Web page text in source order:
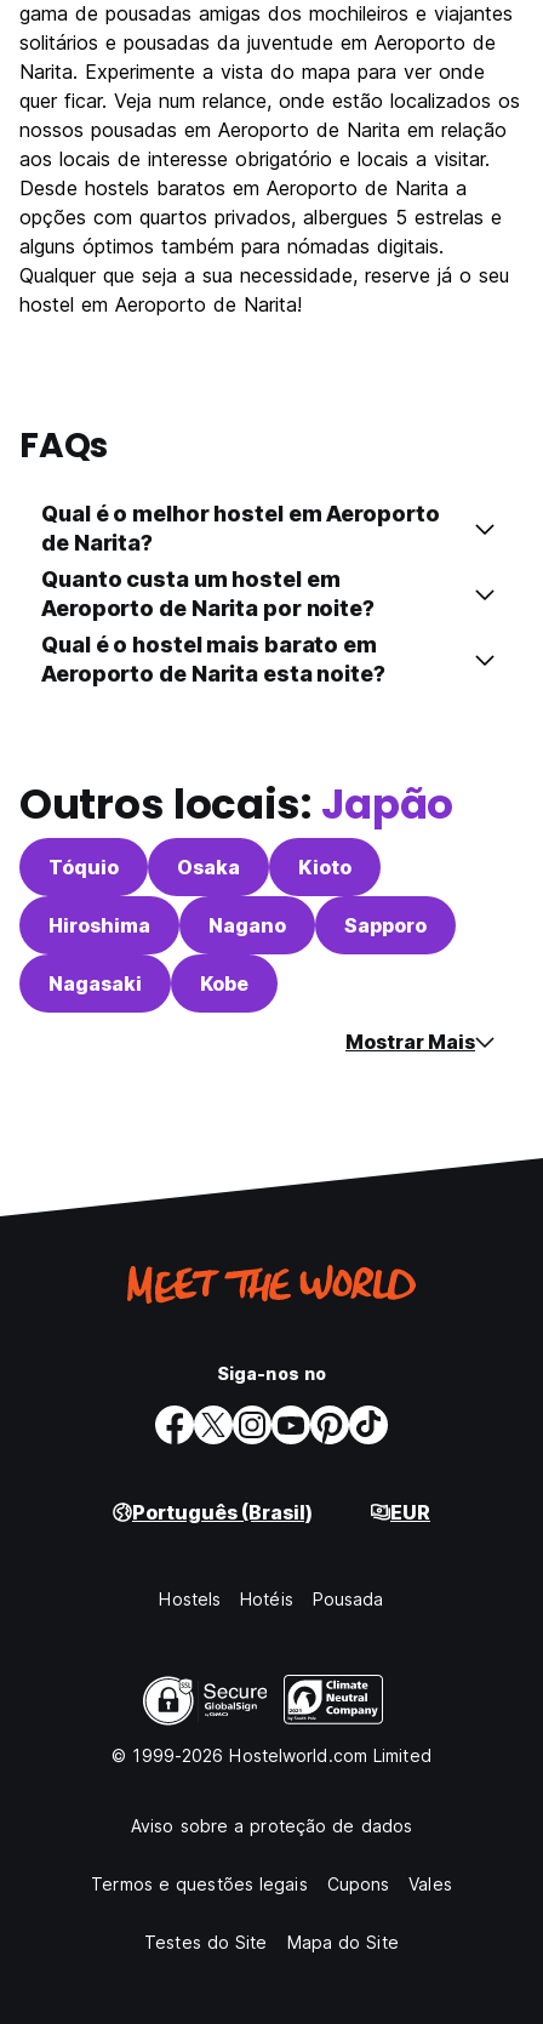
gama de pousadas amigas dos mochileiros e viajantes
solitários e pousadas da juventude em Aeroporto de
Narita. Experimente a vista do mapa para ver onde
quer ficar. Veja num relance, onde estão localizados os
nossos pousadas em Aeroporto de Narita em relação
aos locais de interesse obrigatório e locais a visitar.
Desde hostels baratos em Aeroporto de Narita a
opções com quartos privados, albergues 5 estrelas e
alguns óptimos também para nómadas digitais.
Qualquer que seja a sua necessidade, reserve já o seu
hostel em Aeroporto de Narita!
FAQs
Qual é o melhor hostel em Aeroporto
de Narita?
Quanto custa um hostel em
Aeroporto de Narita por noite?
Qual é o hostel mais barato em
Aeroporto de Narita esta noite?
Outros locais: Japão
Tóquio Osaka Kioto
Hiroshima Nagano Sapporo
Nagasaki Kobe
Mostrar Mais
Siga-nos no
Português (Brasil) EUR
Hostels Hotéis Pousada
© 1999-2026 Hostelworld.com Limited
Aviso sobre a proteção de dados
Termos e questões legais Cupons Vales
Testes do Site Mapa do Site